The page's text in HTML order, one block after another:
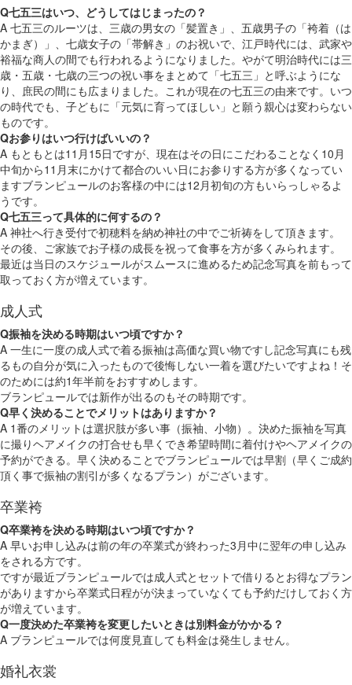
Q七五三はいつ、どうしてはじまったの？
A 七五三のルーツは、三歳の男女の「髪置き」、五歳男子の「袴着（は
かまぎ）」、七歳女子の「帯解き」のお祝いで、江戸時代には、武家や
裕福な商人の間でも行われるようになりました。やがて明治時代には三
歳・五歳・七歳の三つの祝い事をまとめて「七五三」と呼ぶようにな
り、庶民の間にも広まりました。これが現在の七五三の由来です。いつ
の時代でも、子どもに「元気に育ってほしい」と願う親心は変わらない
ものです。
Qお参りはいつ行けばいいの？
A もともとは11月15日ですが、現在はその日にこだわることなく10月
中旬から11月末にかけて都合のいい日にお参りする方が多くなってい
ますブランピュールのお客様の中には12月初旬の方もいらっしゃるよ
うです。
Q七五三って具体的に何するの？
A 神社へ行き受付で初穂料を納め神社の中でご祈祷をして頂きます。
その後、ご家族でお子様の成長を祝って食事を方が多くみられます。
最近は当日のスケジュールがスムースに進めるため記念写真を前もって
取っておく方が増えています。
成人式
Q振袖を決める時期はいつ頃ですか？
A 一生に一度の成人式で着る振袖は高価な買い物ですし記念写真にも残
るもの自分が気に入ったもので後悔しない一着を選びたいですよね！そ
のためには約1年半前をおすすめします。
ブランピュールでは新作が出るのもその時期です。
Q早く決めることでメリットはありますか？
A 1番のメリットは選択肢が多い事（振袖、小物）。決めた振袖を写真
に撮りヘアメイクの打合せも早くでき希望時間に着付けやヘアメイクの
予約ができる。早く決めることでブランピュールでは早割（早くご成約
頂く事で振袖の割引が多くなるプラン）がございます。
卒業袴
Q卒業袴を決める時期はいつ頃ですか？
A 早いお申し込みは前の年の卒業式が終わった3月中に翌年の申し込み
をされる方です。
ですが最近ブランピュールでは成人式とセットで借りるとお得なプラン
がありますから卒業式日程がが決まっていなくても予約だけしておく方
が増えています。
Q一度決めた卒業袴を変更したいときは別料金がかかる？
A ブランピュールでは何度見直しても料金は発生しません。
婚礼衣裳